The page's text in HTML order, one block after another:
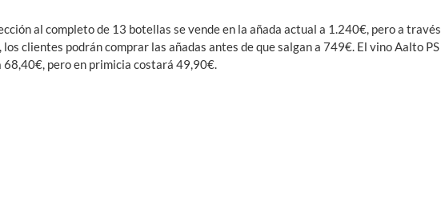
al completo de 13 botellas se vende en la añada actual a 1.240€, pero a través
clientes podrán comprar las añadas antes de que salgan a 749€. El vino Aalto PS
68,40€, pero en primicia costará 49,90€.